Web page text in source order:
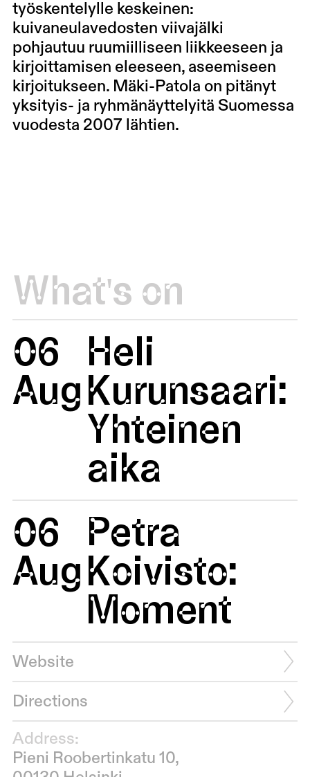
työskentelylle keskeinen:
kuivaneulavedosten viivajälki
pohjautuu ruumiilliseen liikkeeseen ja
kirjoittamisen eleeseen, aseemiseen
kirjoitukseen. Mäki-Patola on pitänyt
yksityis- ja ryhmänäyttelyitä Suomessa
vuodesta 2007 lähtien.
What's on
06
Aug
Heli
Kurunsaari:
Yhteinen
aika
06
Aug
Petra
Koivisto:
Moment
Website
Directions
Address:
Pieni Roobertinkatu 10,